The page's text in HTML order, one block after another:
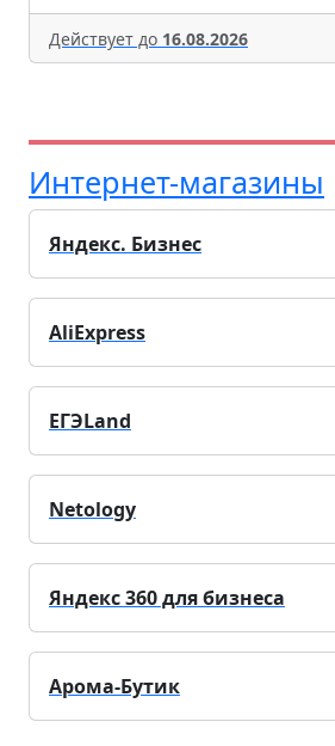
Действует до 16.08.2026
Интернет-магазины
Яндекс. Бизнес
AliExpress
ЕГЭLand
Netology
Яндекс 360 для бизнеса
Арома-Бутик